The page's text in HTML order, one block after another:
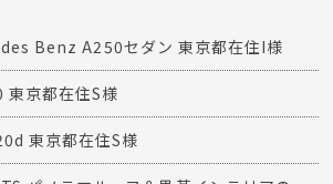
Benz A250セダン 東京都在住I様
東京都在住S様
東京都在住S様